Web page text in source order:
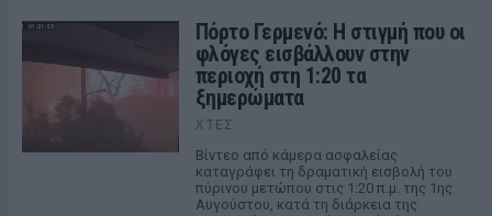
Πόρτο Γερμενό: Η στιγμή που οι
φλόγες εισβάλλουν στην
περιοχή στη 1:20 τα
ξημερώματα
ΧΤΕΣ
Βίντεο από κάμερα ασφαλείας
καταγράφει τη δραματική εισβολή του
πύρινου μετώπου στις 1:20 π.μ. της 1ης
Αυγούστου, κατά τη διάρκεια της